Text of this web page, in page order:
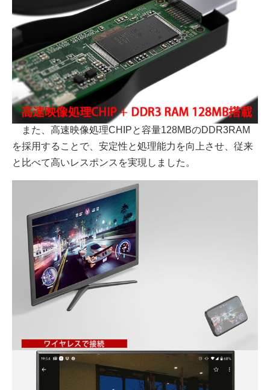
また、高速映像処理CHIPと容量128MBのDDR3RAM
を採用することで、安定性と処理能力を向上させ、従来
と比べて高いレスポンスを実現しました。